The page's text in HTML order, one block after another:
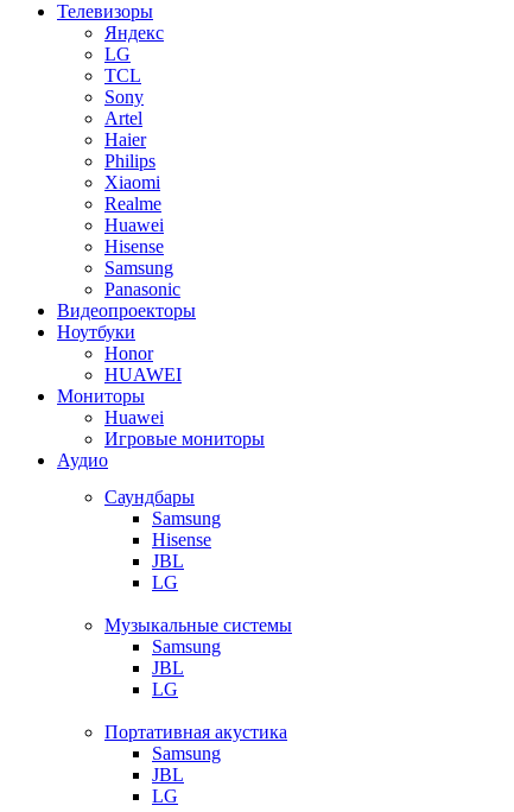
Телевизоры
Яндекс
LG
TCL
Sony
Artel
Haier
Philips
Xiaomi
Realme
Huawei
Hisense
Samsung
Panasonic
Видеопроекторы
Ноутбуки
Honor
HUAWEI
Мониторы
Huawei
Игровые мониторы
Аудио
Саундбары
Samsung
Hisense
JBL
LG
Музыкальные системы
Samsung
JBL
LG
Портативная акустика
Samsung
JBL
LG